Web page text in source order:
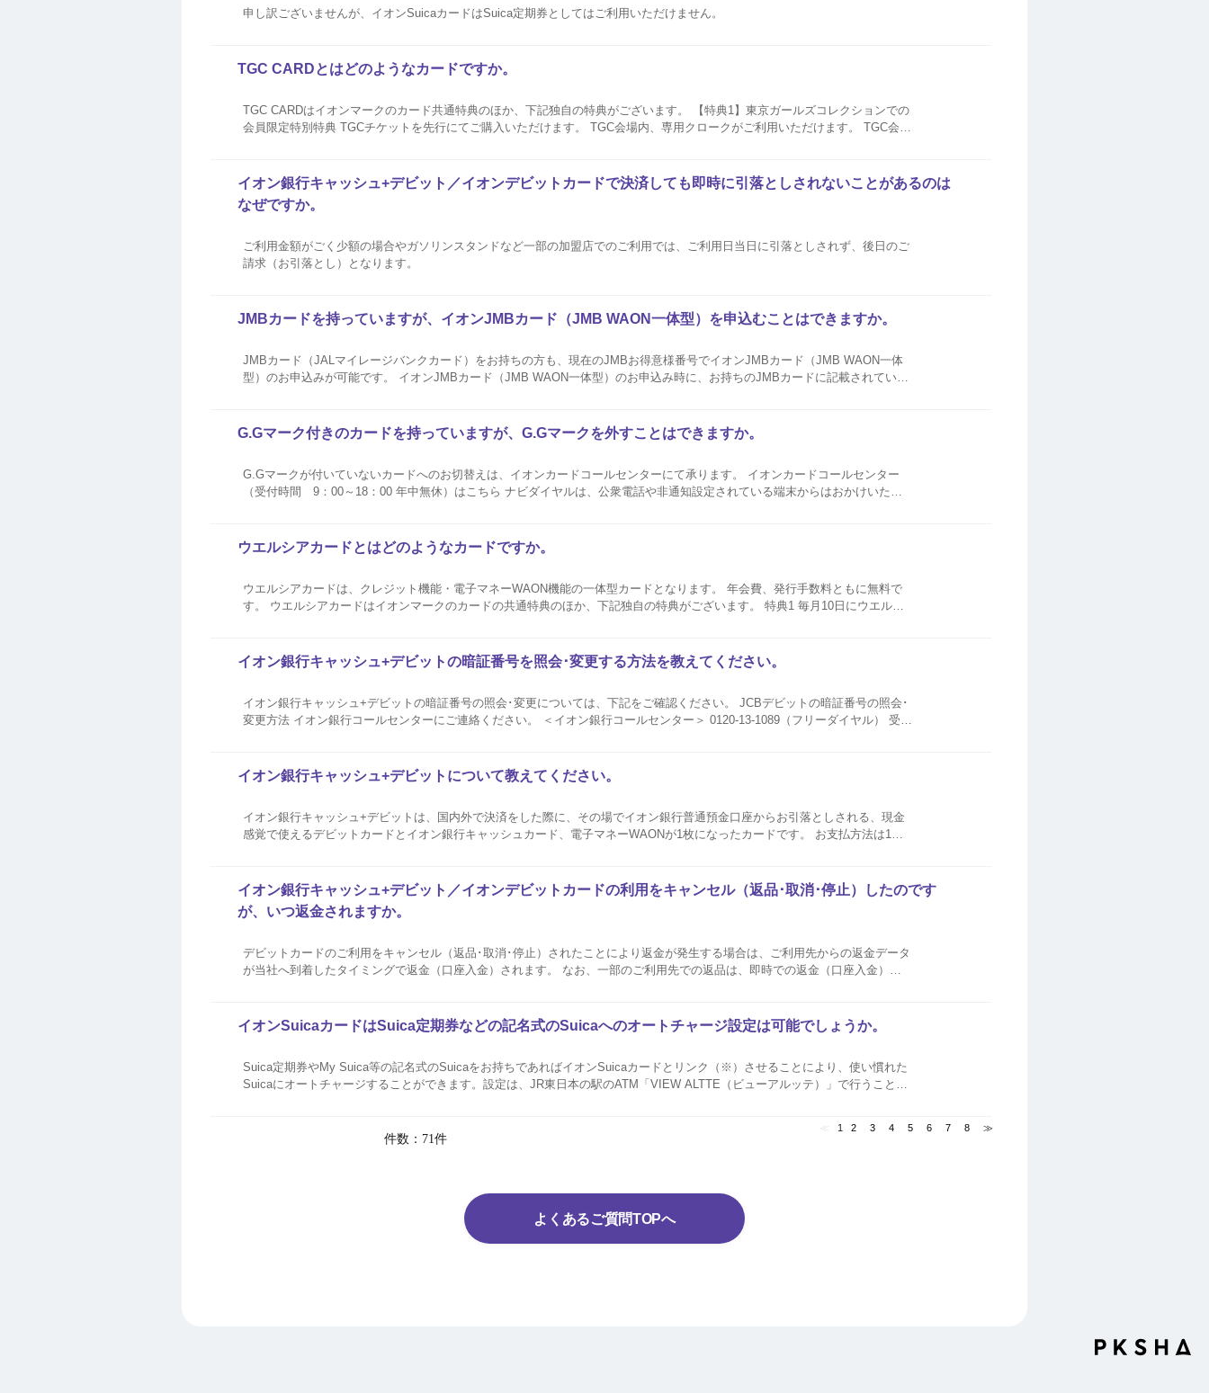
申し訳ございませんが、イオンSuicaカードはSuica定期券としてはご利用いただけません。
TGC CARDとはどのようなカードですか。
TGC CARDはイオンマークのカード共通特典のほか、下記独自の特典がございます。 【特典1】東京ガールズコレクションでの
会員限定特別特典 TGCチケットを先行にてご購入いただけます。 TGC会場内、専用クロークがご利用いただけます。 TGC会場
イオン銀行キャッシュ+デビット／イオンデビットカードで決済しても即時に引落としされないことがあるのは
なぜですか。
ご利用金額がごく少額の場合やガソリンスタンドなど一部の加盟店でのご利用では、ご利用日当日に引落としされず、後日のご
請求（お引落とし）となります。
JMBカードを持っていますが、イオンJMBカード（JMB WAON一体型）を申込むことはできますか。
JMBカード（JALマイレージバンクカード）をお持ちの方も、現在のJMBお得意様番号でイオンJMBカード（JMB WAON一体
型）のお申込みが可能です。 イオンJMBカード（JMB WAON一体型）のお申込み時に、お持ちのJMBカードに記載されている
G.Gマーク付きのカードを持っていますが、G.Gマークを外すことはできますか。
G.Gマークが付いていないカードへのお切替えは、イオンカードコールセンターにて承ります。 イオンカードコールセンター
（受付時間 9：00～18：00 年中無休）はこちら ナビダイヤルは、公衆電話や非通知設定されている端末からはおかけいただ
ウエルシアカードとはどのようなカードですか。
ウエルシアカードは、クレジット機能・電子マネーWAON機能の一体型カードとなります。 年会費、発行手数料ともに無料で
す。 ウエルシアカードはイオンマークのカードの共通特典のほか、下記独自の特典がございます。 特典1 毎月10日にウエルシ
イオン銀行キャッシュ+デビットの暗証番号を照会･変更する方法を教えてください。
イオン銀行キャッシュ+デビットの暗証番号の照会･変更については、下記をご確認ください。 JCBデビットの暗証番号の照会･
変更方法 イオン銀行コールセンターにご連絡ください。 ＜イオン銀行コールセンター＞ 0120-13-1089（フリーダイヤル） 受付
イオン銀行キャッシュ+デビットについて教えてください。
イオン銀行キャッシュ+デビットは、国内外で決済をした際に、その場でイオン銀行普通預金口座からお引落としされる、現金
感覚で使えるデビットカードとイオン銀行キャッシュカード、電子マネーWAONが1枚になったカードです。 お支払方法は1回
イオン銀行キャッシュ+デビット／イオンデビットカードの利用をキャンセル（返品･取消･停止）したのです
が、いつ返金されますか。
デビットカードのご利用をキャンセル（返品･取消･停止）されたことにより返金が発生する場合は、ご利用先からの返金データ
が当社へ到着したタイミングで返金（口座入金）されます。 なお、一部のご利用先での返品は、即時での返金（口座入金）で
イオンSuicaカードはSuica定期券などの記名式のSuicaへのオートチャージ設定は可能でしょうか。
Suica定期券やMy Suica等の記名式のSuicaをお持ちであればイオンSuicaカードとリンク（※）させることにより、使い慣れた
Suicaにオートチャージすることができます。設定は、JR東日本の駅のATM「VIEW ALTTE（ビューアルッテ）」で行うことが
件数：71件
1 2 3 4 5 6 7 8 ≫
よくあるご質問TOPへ